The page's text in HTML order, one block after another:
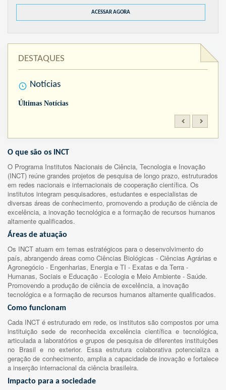
ACESSAR AGORA
DESTAQUES
Notícias
Últimas Notícias
O que são os INCT
O Programa Institutos Nacionais de Ciência, Tecnologia e Inovação
(INCT) reúne grandes projetos de pesquisa de longo prazo, estruturados
em redes nacionais e internacionais de cooperação científica. Os
institutos integram pesquisadores, estudantes e especialistas de
diversas áreas de conhecimento, promovendo a produção de ciência de
excelência, a inovação tecnológica e a formação de recursos humanos
altamente qualificados.
Áreas de atuação
Os INCT atuam em temas estratégicos para o desenvolvimento do
país, abrangendo áreas como Ciências Biológicas - Ciências Agrárias e
Agronegócio - Engenharias, Energia e TI - Exatas e da Terra -
Humanas, Sociais e Educação - Ecologia e Meio Ambiente - Saúde.
Promovendo a produção de ciência de excelência, a inovação
tecnológica e a formação de recursos humanos altamente qualificados.
Como funcionam
Cada INCT é estruturado em rede, os institutos são compostos por uma
instituição sede de reconhecida excelência científica e tecnológica,
articulada a laboratórios e grupos de pesquisa de diferentes instituições
no Brasil e no exterior. Essa estrutura colaborativa potencializa a
geração de conhecimento, amplia a capacidade de inovação e fortalece
a inserção internacional da ciência brasileira.
Impacto para a sociedade